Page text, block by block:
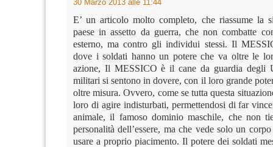
30 Marzo 2013 alle 11:44
E’ un articolo molto completo, che riassume la
paese in assetto da guerra, che non combatte
esterno, ma contro gli individui stessi. Il
dove i soldati hanno un potere che va oltre le
azione, Il MESSICO è il cane da guardia degli
militari si sentono in dovere, con il loro grande
oltre misura. Ovvero, come se tutta questa
loro di agire indisturbati, permettendosi di far
animale, il famoso dominio maschile, che non
personalità dell’essere, ma che vede solo un
usare a proprio piacimento. Il potere dei soldati